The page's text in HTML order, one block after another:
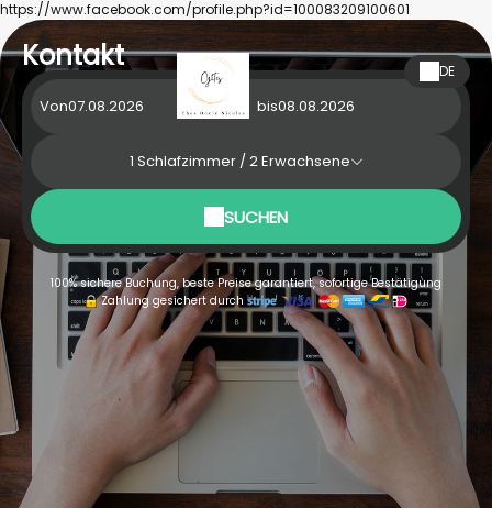
https://www.facebook.com/profile.php?id=100083209100601
DE
Kontakt
Von bis
1 Schlafzimmer /2Erwachsene
SUCHEN
100% sichere Buchung, beste Preise garantiert, sofortige Bestätigung
Zahlung gesichert durch